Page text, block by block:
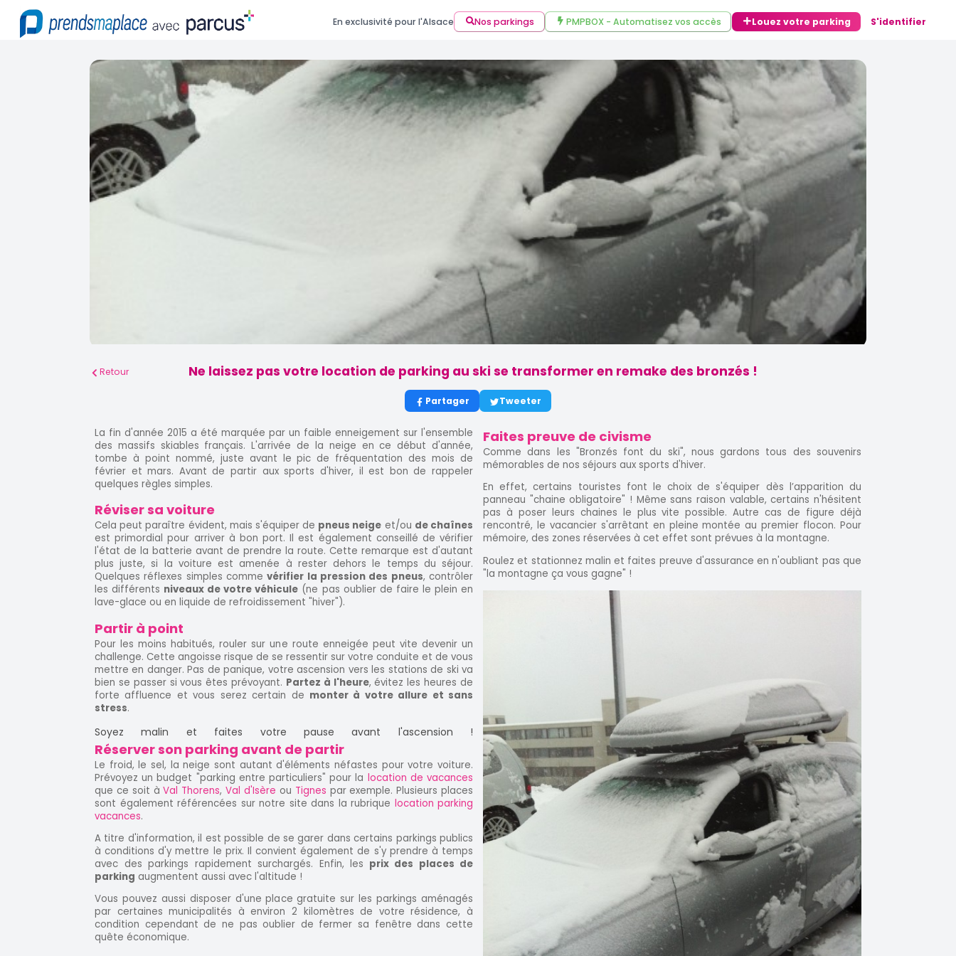
En exclusivité pour l'Alsace Nos parkings PMPBOX - Automatisez vos accès Louez votre parking S'identifier
Retour Ne laissez pas votre location de parking au ski se transformer en remake des bronzés !
Partager Tweeter
La fin d'année 2015 a été marquée par un faible enneigement sur l'ensemble
des massifs skiables français. L'arrivée de la neige en ce début d'année,
tombe à point nommé, juste avant le pic de fréquentation des mois de
février et mars. Avant de partir aux sports d'hiver, il est bon de rappeler
quelques règles simples.
Réviser sa voiture
Cela peut paraître évident, mais s'équiper de pneus neige et/ou de chaînes
est primordial pour arriver à bon port. Il est également conseillé de vérifier
l'état de la batterie avant de prendre la route. Cette remarque est d'autant
plus juste, si la voiture est amenée à rester dehors le temps du séjour.
Quelques réflexes simples commevérifier la pression des pneus, contrôler
les différents niveaux de votre véhicule (ne pas oublier de faire le plein en
lave-glace ou en liquide de refroidissement "hiver").
Partir à point
Pour les moins habitués, rouler sur une route enneigée peut vite devenir un
challenge. Cette angoisse risque de se ressentir sur votre conduite et de vous
mettre en danger. Pas de panique, votre ascension vers les stations de ski va
bien se passer si vous êtes prévoyant. Partez à l'heure, évitez les heures de
forte affluence et vous serez certain de monter à votre allure et sans
stress.
Soyez malin et faites votre pause avant l'ascension !
Réserver son parking avant de partir
Le froid, le sel, la neige sont autant d'éléments néfastes pour votre voiture.
Prévoyez un budget "parking entre particuliers" pour la location de vacances
que ce soit àVal Thorens,Val d'Isère ou Tignes par exemple. Plusieurs places
sont également référencées sur notre site dans la rubrique location parking
vacances.
A titre d'information, il est possible de se garer dans certains parkings publics
à conditions d'y mettre le prix. Il convient également de s'y prendre à temps
avec des parkings rapidement surchargés. Enfin, les prix des places de
parking augmentent aussi avec l'altitude !
Vous pouvez aussi disposer d'une place gratuite sur les parkings aménagés
par certaines municipalités à environ 2 kilomètres de votre résidence, à
condition cependant de ne pas oublier de fermer sa fenêtre dans cette
quête économique.
Faites preuve de civisme
Comme dans les "Bronzés font du ski", nous gardons tous des souvenirs
mémorables de nos séjours aux sports d'hiver.
En effet, certains touristes font le choix de s'équiper dès l’apparition du
panneau "chaine obligatoire" ! Même sans raison valable, certains n'hésitent
pas à poser leurs chaines le plus vite possible. Autre cas de figure déjà
rencontré, le vacancier s'arrêtant en pleine montée au premier flocon. Pour
mémoire, des zones réservées à cet effet sont prévues à la montagne.
Roulez et stationnez malin et faites preuve d'assurance en n'oubliant pas que
"la montagne ça vous gagne" !